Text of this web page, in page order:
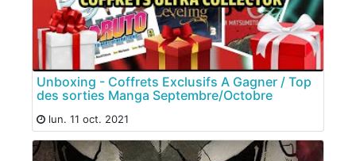
Unboxing - Coffrets Exclusifs A Gagner / Top
des sorties Manga Septembre/Octobre
lun. 11 oct. 2021